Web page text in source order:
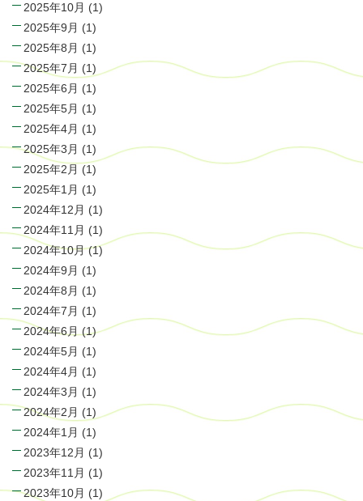
2025年10月 (1)
2025年9月 (1)
2025年8月 (1)
2025年7月 (1)
2025年6月 (1)
2025年5月 (1)
2025年4月 (1)
2025年3月 (1)
2025年2月 (1)
2025年1月 (1)
2024年12月 (1)
2024年11月 (1)
2024年10月(1)
2024年9月 (1)
2024年8月 (1)
2024年7月 (1)
2024年6月(1)
2024年5月 (1)
2024年4月 (1)
2024年3月 (1)
2024年2月 (1)
2024年1月 (1)
2023年12月 (1)
2023年11月 (1)
2023年10月 (1)